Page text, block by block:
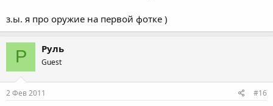
з.ы. я про оружие на первой фотке )
Р Руль
Guest
2 Фев 2011 #16